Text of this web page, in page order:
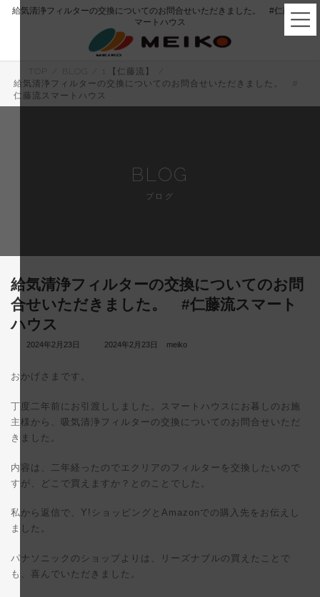
ッ
移
給気清浄フィルターの交換についてのお問合せいただきました。 #仁藤流ス
マートハウス
TOP BLOG
1.【仁藤流】
給気清浄フィルターの交換についてのお問合せいただきました。 #
仁藤流スマートハウス
BLOG
ブログ
給気清浄フィルターの交換についてのお問
合せいただきました。 #仁藤流スマート
ハウス
2024年2月23日
最
2024年2月23日 meiko
おかげさまです。
丁度二年前にお引渡ししました。スマートハウスにお暮しのお施
主様から、吸気清浄フィルターの交換についてのお問合せいただ
きました。
内容は、二年経ったのでエクリアのフィルターを交換したいので
すが、どこで買えますか？とのことでした。
私から返信で、Y!ショッピングとAmazonでの購入先をお伝えし
ました。
パナソニックのショップよりは、リーズナブルの買えたことで
も、喜んでいただきました。